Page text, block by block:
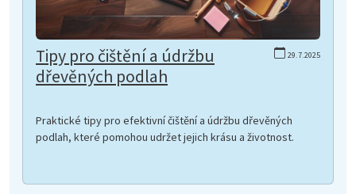
29.7.2025
Tipy pro čištění a údržbu
dřevěných podlah
Praktické tipy pro efektivní čištění a údržbu dřevěných
podlah, které pomohou udržet jejich krásu a životnost.